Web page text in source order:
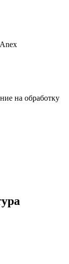
на обработку